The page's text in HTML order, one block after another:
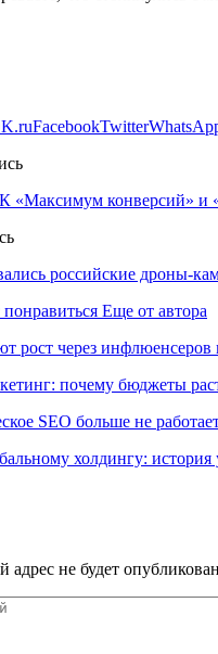
FacebookTwitter
«Максимум конверсий» и
российские дроны-
Еще от автора
рост через
почему бюджеты
SEO больше не
холдингу:
не будет